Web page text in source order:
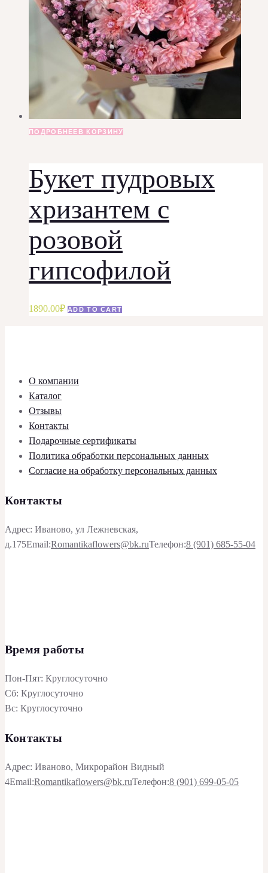
ПОДРОБНЕЕ В КОРЗИНУ
Букет пудровых
хризантем с
розовой
гипсофилой
1890.00₽ ADD TO CART
О компании
Каталог
Отзывы
Контакты
Подарочные сертификаты
Политика обработки персональных данных
Согласие на обработку персональных данных
Контакты
Адрес: Иваново, ул Лежневская,
д.175Email:Romantikaflowers@bk.ruТелефон:8 (901) 685-55-04
Время работы
Пон-Пят: Круглосуточно
Сб: Круглосуточно
Вс: Круглосуточно
Контакты
Адрес: Иваново, Микрорайон Видный
4Email:Romantikaflowers@bk.ruТелефон:8 (901) 699-05-05